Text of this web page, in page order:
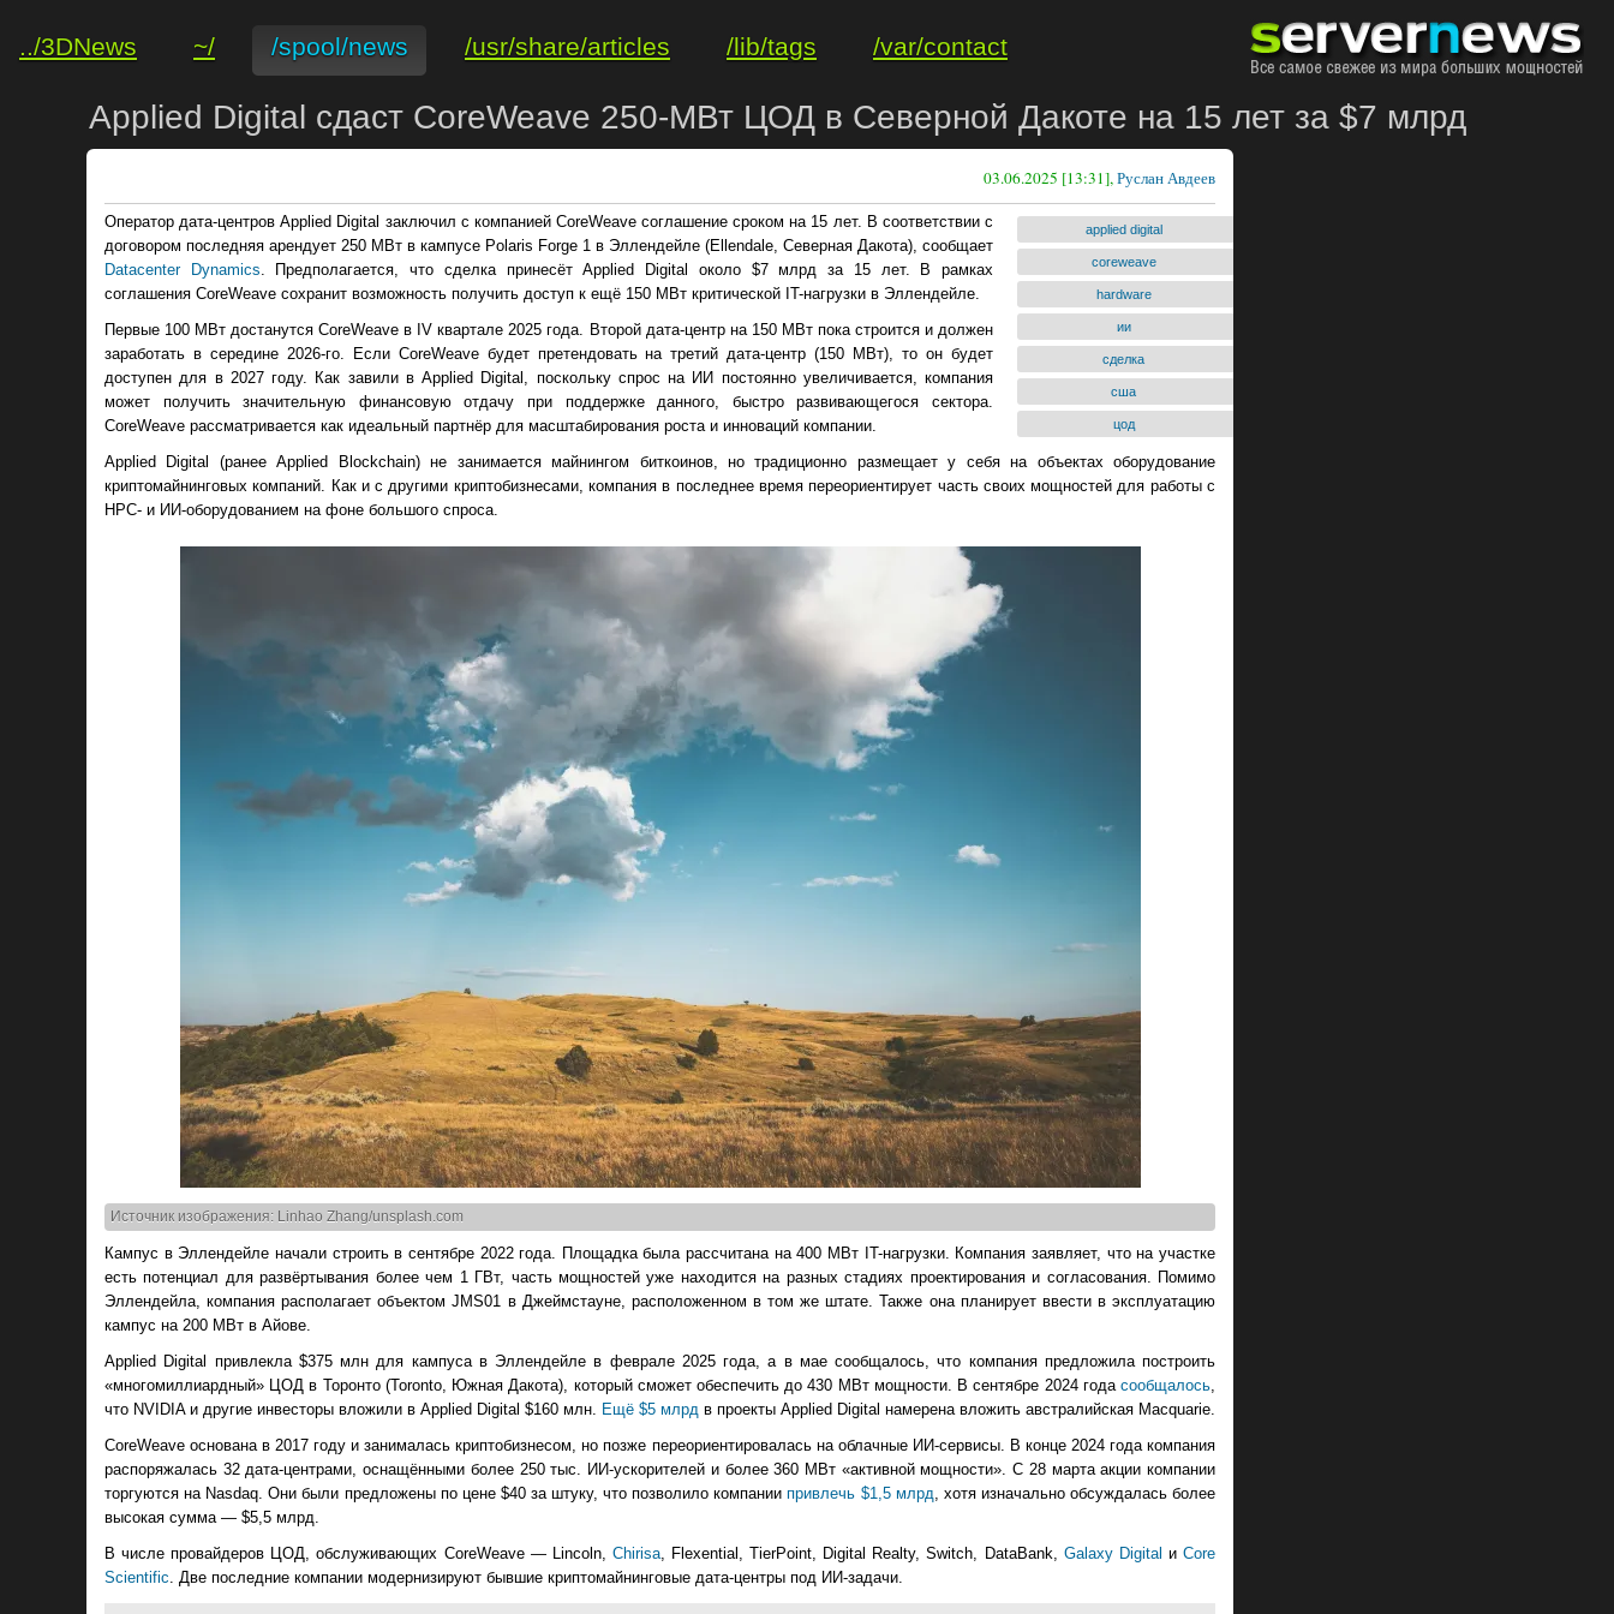
../3DNews ~/ /spool/news /usr/share/articles /lib/tags /var/contact
Applied Digital сдаст CoreWeave 250-МВт ЦОД в Северной Дакоте на 15 лет за $7 млрд
03.06.2025 [13:31],Руслан Авдеев
applied digital
coreweave
hardware
ии
сделка
сша
цод
Оператор дата-центров Applied Digital заключил с компанией CoreWeave соглашение сроком на 15 лет. В соответствии с
договором последняя арендует 250 МВт в кампусе Polaris Forge 1 в Эллендейле (Ellendale, Северная Дакота), сообщает
Datacenter Dynamics. Предполагается, что сделка принесёт Applied Digital около $7 млрд за 15 лет. В рамках
соглашения CoreWeave сохранит возможность получить доступ к ещё 150 МВт критической IT-нагрузки в Эллендейле.
Первые 100 МВт достанутся CoreWeave в IV квартале 2025 года. Второй дата-центр на 150 МВт пока строится и должен
заработать в середине 2026-го. Если CoreWeave будет претендовать на третий дата-центр (150 МВт), то он будет
доступен для в 2027 году. Как завили в Applied Digital, поскольку спрос на ИИ постоянно увеличивается, компания
может получить значительную финансовую отдачу при поддержке данного, быстро развивающегося сектора.
CoreWeave рассматривается как идеальный партнёр для масштабирования роста и инноваций компании.
Applied Digital (ранее Applied Blockchain) не занимается майнингом биткоинов, но традиционно размещает у себя на объектах оборудование
криптомайнинговых компаний. Как и с другими криптобизнесами, компания в последнее время переориентирует часть своих мощностей для работы с
HPC- и ИИ-оборудованием на фоне большого спроса.
Источник изображения: Linhao Zhang/unsplash.com
Кампус в Эллендейле начали строить в сентябре 2022 года. Площадка была рассчитана на 400 МВт IT-нагрузки. Компания заявляет, что на участке
есть потенциал для развёртывания более чем 1 ГВт, часть мощностей уже находится на разных стадиях проектирования и согласования. Помимо
Эллендейла, компания располагает объектом JMS01 в Джеймстауне, расположенном в том же штате. Также она планирует ввести в эксплуатацию
кампус на 200 МВт в Айове.
Applied Digital привлекла $375 млн для кампуса в Эллендейле в феврале 2025 года, а в мае сообщалось, что компания предложила построить
«многомиллиардный» ЦОД в Торонто (Toronto, Южная Дакота), который сможет обеспечить до 430 МВт мощности. В сентябре 2024 года сообщалось
что NVIDIA и другие инвесторы вложили в Applied Digital $160 млн.
Ещё $5 млрд в проекты Applied Digital намерена вложить австралийская Macquarie.
CoreWeave основана в 2017 году и занималась криптобизнесом, но позже переориентировалась на облачные ИИ-сервисы. В конце 2024 года компания
распоряжалась 32 дата-центрами, оснащёнными более 250 тыс. ИИ-ускорителей и более 360 МВт «активной мощности». С 28 марта акции компании
торгуются на Nasdaq. Они были предложены по цене $40 за штуку, что позволило компаниипривлечь $1,5 млрд , хотя изначально обсуждалась более
высокая сумма — $5,5 млрд.
В числе провайдеров ЦОД, обслуживающих CoreWeave — Lincoln, Chirisa, Flexential, TierPoint, Digital Realty, Switch, DataBank, Galaxy Digital иCore
Scientific . Две последние компании модернизируют бывшие криптомайнинговые дата-центры под ИИ-задачи.